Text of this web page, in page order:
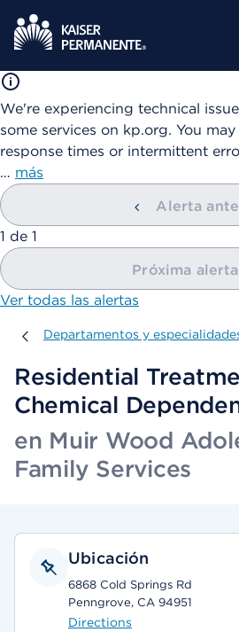
We're experiencing technical
some services on kp.org. You
response times or intermittent
… más
Alerta
mostrando
1 de 1
Próxima alerta
Ver todas las alertas
Departamentos y especialidades
Departamentos y
Residential
Chemical
en Muir Wood
Family Services
Ubicación
6868 Cold Springs Rd
Penngrove, CA 94951
Directions